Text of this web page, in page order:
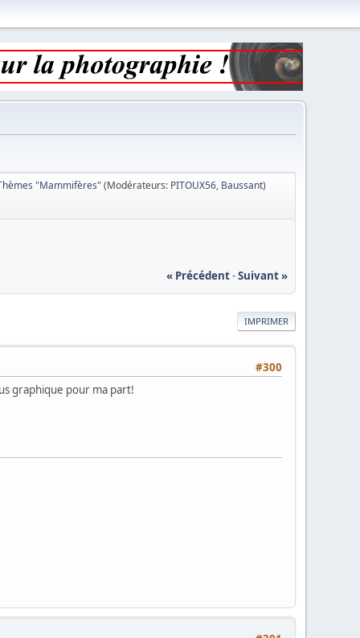
"Mammifères" (Modérateurs: PITOUX56, Baussant)
« Précédent-Suivant »
IMPRIMER
#300
graphique pour ma part!